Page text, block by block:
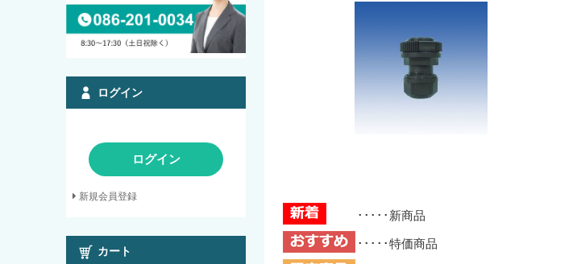
･････新商品
･････特価商品
ログイン
ログイン
新規会員登録
カート